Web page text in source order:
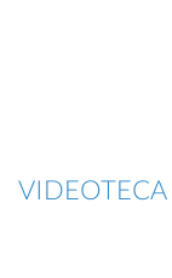
VIDEOTECA